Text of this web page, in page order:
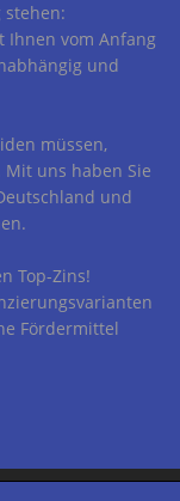
stehen:
Ihnen vom Anfang
und
müssen,
uns haben Sie
und
Top-Zins!
Fördermittel